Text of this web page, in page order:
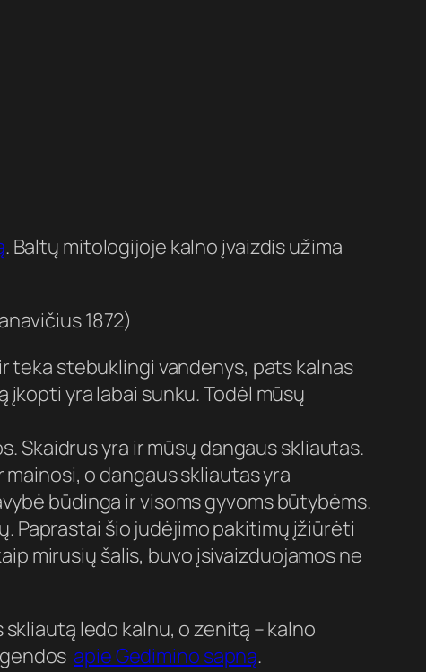
. Baltų mitologijoje kalno įvaizdis užima
1872)
teka stebuklingi vandenys, pats kalnas
įkopti yra labai sunku. Todėl mūsų
Skaidrus yra ir mūsų dangaus skliautas.
o dangaus skliautas yra
būdinga ir visoms gyvoms būtybėms.
Paprastai šio judėjimo pakitimų įžiūrėti
mirusių šalis, buvo įsivaizduojamos ne
ledo kalnu, o zenitą – kalno
apie Gedimino sapną.